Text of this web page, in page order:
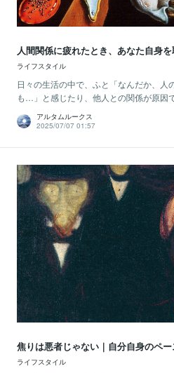
人間関係に疲れたとき、あなた自身
ライフスタイル
日々の生活の中で、ふと「なんだか、人
も…」と感じたり、他人との関係が原因
アルタムルークス
2025/07/07 01:57
焦りは悪者じゃない｜自分自身のペー
ライフスタイル